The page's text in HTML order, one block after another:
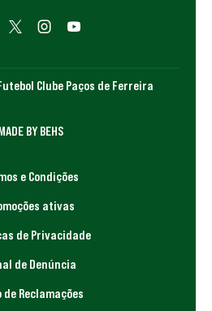
Clube Paços de Ferreira
BY BEHS
e Condições
ativas
de Privacidade
de Denúncia
de Reclamações